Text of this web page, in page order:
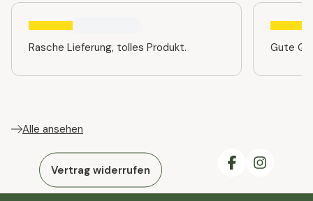
Rasche Lieferung, tolles Produkt. Gute
Alle ansehen
Vertrag widerrufen